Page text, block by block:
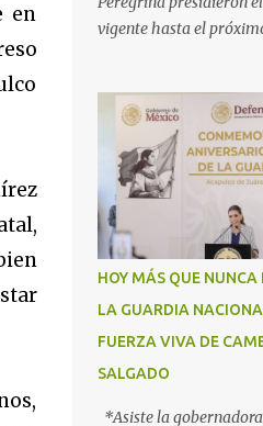
en
vigente hasta el
a los connacionales
*“Guerrero está listo
corazón y con los
gobernadora Acapulco,
2025.- Con el objetivo
y proteger durante su
tránsito por el territorio
migrantes que retornan
esta temporada de
Evelyn Salgado Pineda
Instituto Nacional de
HOY MÁS QUE NUNCA
LA GUARDIA
FUERZA VIVA DE
SALGADO
*Asiste la